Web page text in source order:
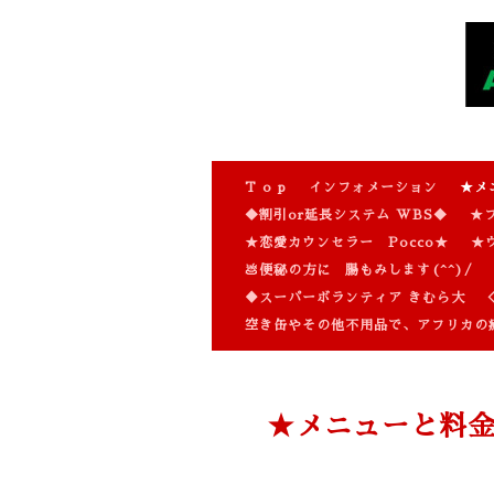
T o p インフォメーション ★メ
◆割引or延長システム WBS◆ ★
★恋愛カウンセラー Pocco★ ★
💩便秘の方に 腸もみします(^^)/
♦スーパーボランティア きむら大
空き缶やその他不用品で、アフリカの
★メニューと料